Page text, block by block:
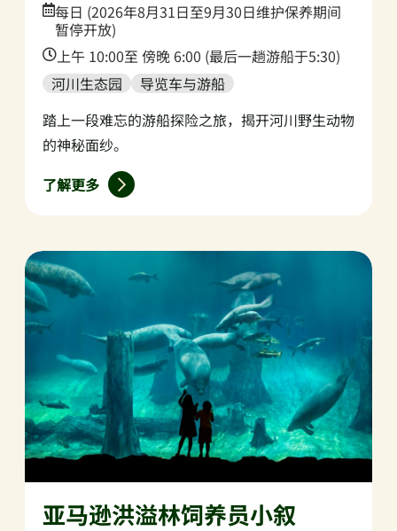
Date:
每日 (2026年8月31日至9月30日维护保养期间
暂停开放)
Time:上午 10:00至 傍晚 6:00 (最后一趟游船于5:30)
河川生态园
导览车与游船
踏上一段难忘的游船探险之旅，揭开河川野生动物
的神秘面纱。
了解更多
亚马逊洪溢林饲养员小叙